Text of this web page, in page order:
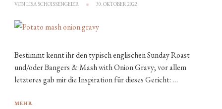
VONLISA SCHOISSENGEIER 30. OKTOBER 2022
Bestimmt kennt ihr den typisch englischen Sunday Roast
und/oder Bangers & Mash with Onion Gravy; vor allem
letzteres gab mir die Inspiration für dieses Gericht: …
MEHR